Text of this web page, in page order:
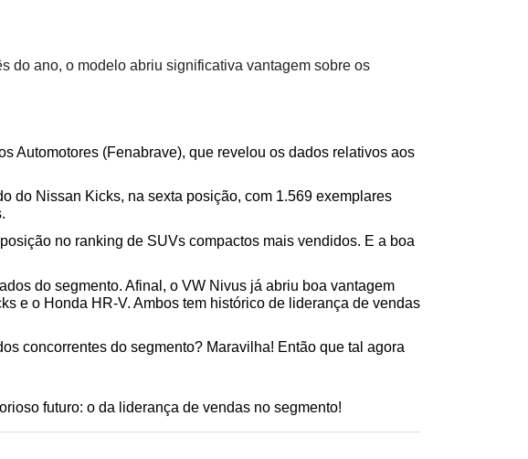
do ano, o modelo abriu significativa vantagem sobre os
Automotores (Fenabrave), que revelou os dados relativos aos
do Nissan Kicks, na sexta posição, com 1.569 exemplares
no ranking de SUVs compactos mais vendidos. E a boa
do segmento. Afinal, o VW Nivus já abriu boa vantagem
e o Honda HR-V. Ambos tem histórico de liderança de vendas
concorrentes do segmento? Maravilha! Então que tal agora
futuro: o da liderança de vendas no segmento!